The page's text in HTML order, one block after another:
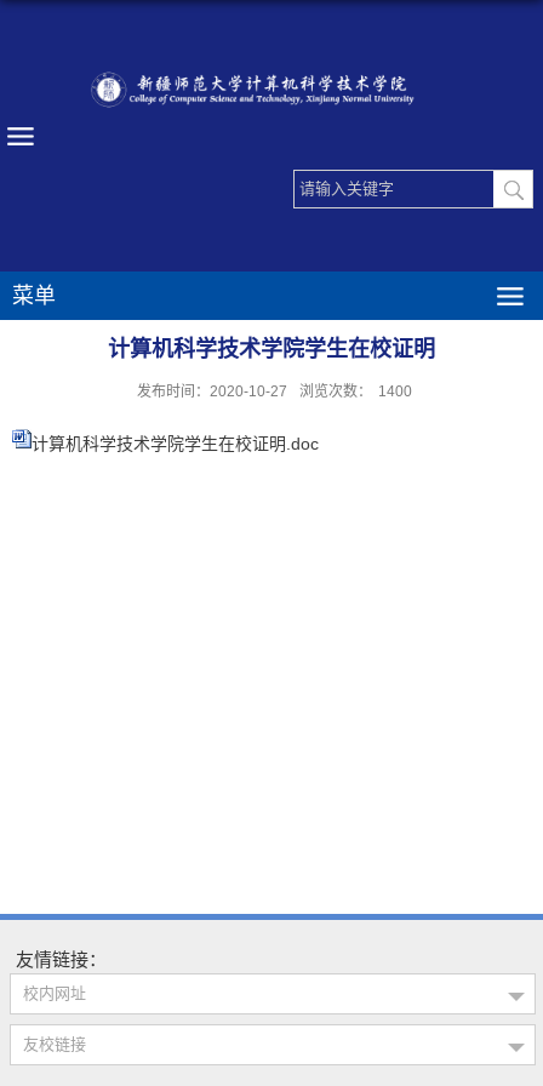
菜单
计算机科学技术学院学生在校证明
发布时间：2020-10-27 浏览次数： 1400
计算机科学技术学院学生在校证明.doc
友情链接：
校内网址
友校链接